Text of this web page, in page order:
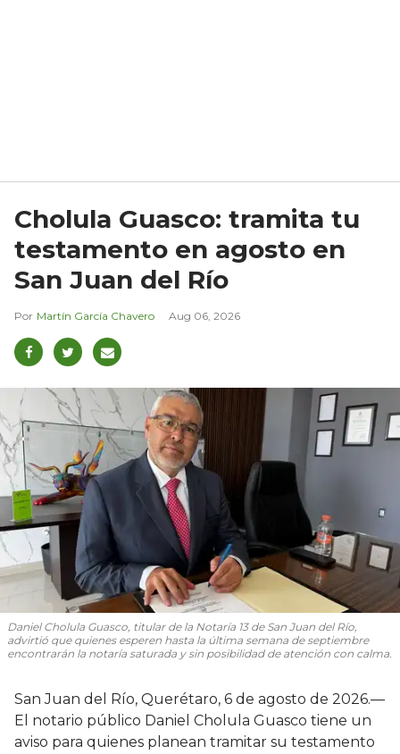
Cholula Guasco: tramita tu
testamento en agosto en
San Juan del Río
Martín García Chavero Aug 06, 2026
Daniel Cholula Guasco, titular de la Notaría 13 de San Juan del Río,
advirtió que quienes esperen hasta la última semana de septiembre
encontrarán la notaría saturada y sin posibilidad de atención con calma.
San Juan del Río, Querétaro, 6 de agosto de 2026.—
El notario público Daniel Cholula Guasco tiene un
aviso para quienes planean tramitar su testamento